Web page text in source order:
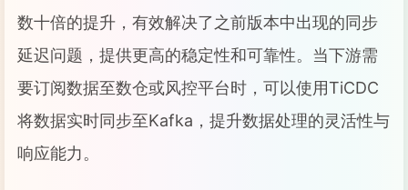
数十倍的提升，有效解决了之前版本中出现的同步
延迟问题，提供更高的稳定性和可靠性。当下游需
要订阅数据至数仓或风控平台时，可以使用TiCDC
将数据实时同步至Kafka，提升数据处理的灵活性与
响应能力。